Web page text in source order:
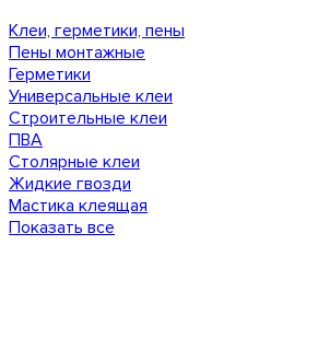
Клеи, герметики, пены
Пены монтажные
Герметики
Универсальные клеи
Строительные клеи
ПВА
Столярные клеи
Жидкие гвозди
Мастика клеящая
Показать все